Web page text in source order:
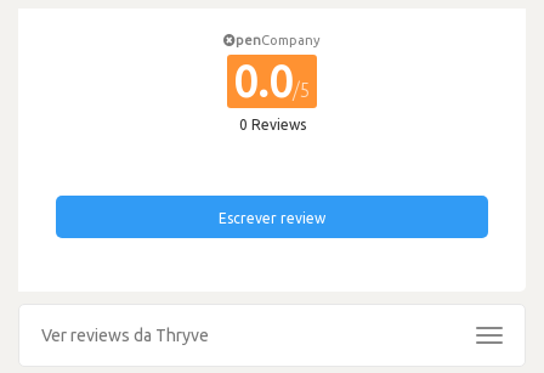
penCompany
0.0/5
0 Reviews
Escrever review
Ver reviews da Thryve
Toggle